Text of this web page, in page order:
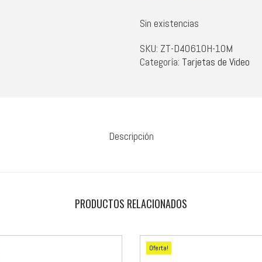
Sin existencias
SKU: ZT-D40610H-10M
Categoría: Tarjetas de Video
Descripción
PRODUCTOS RELACIONADOS
Oferta!